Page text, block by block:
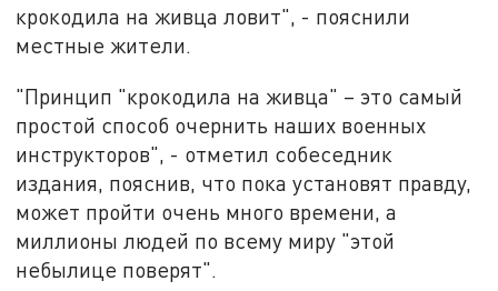
крокодила на живца ловит", - пояснили
местные жители.
"Принцип "крокодила на живца" – это самый
простой способ очернить наших военных
инструкторов", - отметил собеседник
издания, пояснив, что пока установят правду,
может пройти очень много времени, а
миллионы людей по всему миру "этой
небылице поверят".